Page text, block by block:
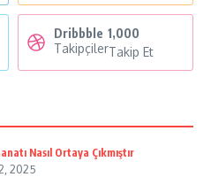
Dribbble 1,000
TakipçilerTakip Et
Nasıl Ortaya Çıkmıştır
2025